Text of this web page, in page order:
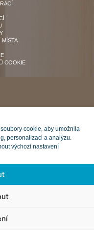
cookie, aby umožnila
personalizaci a analýzu.
výchozí nastavení
MÍSTA
COOKIE